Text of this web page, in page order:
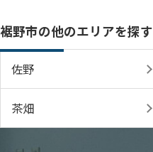
裾野市の他のエリアを探す
佐野
茶畑